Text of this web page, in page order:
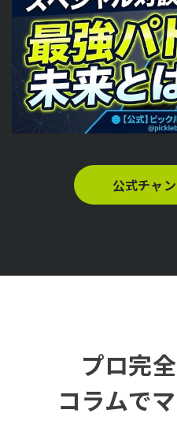
公式チャ
プロ完
コラムで